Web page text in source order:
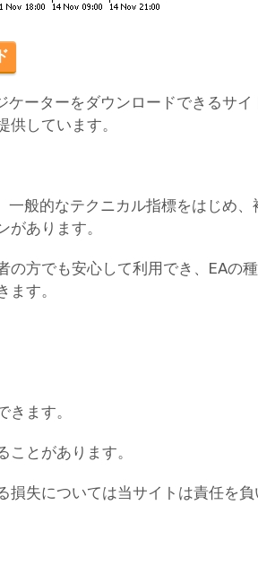
ーターをダウンロードできるサ
しています。
般的なテクニカル指標をはじめ
あります。
方でも安心して利用でき、EAの
す。
きます。
ことがあります。
失については当サイトは責任を負